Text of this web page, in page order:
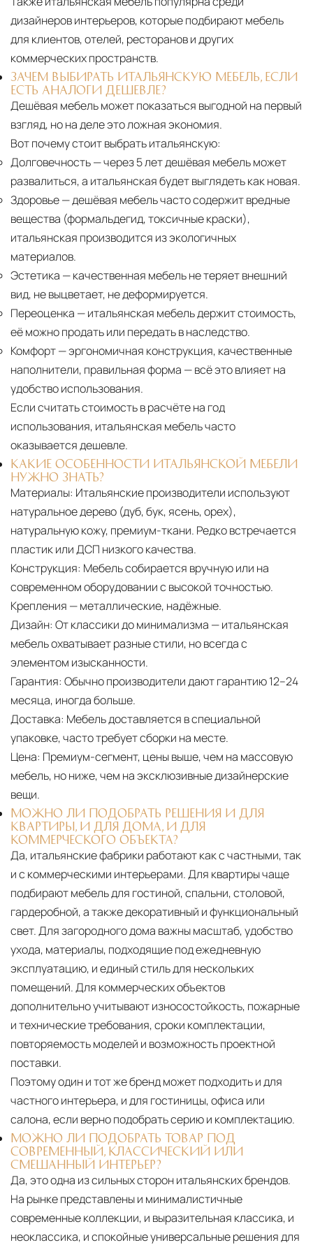
дизайнеров интерьеров, которые подбирают мебель
для клиентов, отелей, ресторанов и других
коммерческих пространств.
ЗАЧЕМ ВЫБИРАТЬ ИТАЛЬЯНСКУЮ МЕБЕЛЬ, ЕСЛИ
ЕСТЬ АНАЛОГИ ДЕШЕВЛЕ?
Дешёвая мебель может показаться выгодной на первый
взгляд, но на деле это ложная экономия.
Вот почему стоит выбрать итальянскую:
Долговечность— через 5 лет дешёвая мебель может
развалиться, а итальянская будет выглядеть как новая.
Здоровье— дешёвая мебель часто содержит вредные
вещества (формальдегид, токсичные краски),
итальянская производится из экологичных
материалов.
Эстетика — качественная мебель не теряет внешний
вид, не выцветает, не деформируется.
Переоценка — итальянская мебель держит стоимость,
её можно продать или передать в наследство.
Комфорт— эргономичная конструкция, качественные
наполнители, правильная форма — всё это влияет на
удобство использования.
Если считать стоимость в расчёте на год
использования, итальянская мебель часто
оказывается дешевле.
КАКИЕ ОСОБЕННОСТИ ИТАЛЬЯНСКОЙ МЕБЕЛИ
НУЖНО ЗНАТЬ?
Материалы: Итальянские производители используют
натуральное дерево (дуб, бук, ясень, орех),
натуральную кожу, премиум-ткани. Редко встречается
пластик или ДСП низкого качества.
Конструкция: Мебель собирается вручную или на
современном оборудовании с высокой точностью.
Крепления — металлические, надёжные.
Дизайн: От классики до минимализма — итальянская
мебель охватывает разные стили, но всегда с
элементом изысканности.
Гарантия: Обычно производители дают гарантию 12–24
месяца, иногда больше.
Доставка: Мебель доставляется в специальной
упаковке, часто требует сборки на месте.
Цена: Премиум-сегмент, цены выше, чем на массовую
мебель, но ниже, чем на эксклюзивные дизайнерские
вещи.
МОЖНО ЛИ ПОДОБРАТЬ РЕШЕНИЯ И ДЛЯ
КВАРТИРЫ, И ДЛЯ ДОМА, И ДЛЯ
КОММЕРЧЕСКОГО ОБЪЕКТА?
Да, итальянские фабрики работают как с частными, так
и с коммерческими интерьерами. Для квартиры чаще
подбирают мебель для гостиной, спальни, столовой,
гардеробной, а также декоративный и функциональный
свет. Для загородного дома важны масштаб, удобство
ухода, материалы, подходящие под ежедневную
эксплуатацию, и единый стиль для нескольких
помещений. Для коммерческих объектов
дополнительно учитывают износостойкость, пожарные
и технические требования, сроки комплектации,
повторяемость моделей и возможность проектной
поставки.
Поэтому один и тот же бренд может подходить и для
частного интерьера, и для гостиницы, офиса или
салона, если верно подобрать серию и комплектацию.
МОЖНО ЛИ ПОДОБРАТЬ ТОВАР ПОД
СОВРЕМЕННЫЙ, КЛАССИЧЕСКИЙ ИЛИ
СМЕШАННЫЙ ИНТЕРЬЕР?
Да, это одна из сильных сторон итальянских брендов.
На рынке представлены и минималистичные
современные коллекции, и выразительная классика, и
неоклассика, и спокойные универсальные решения для